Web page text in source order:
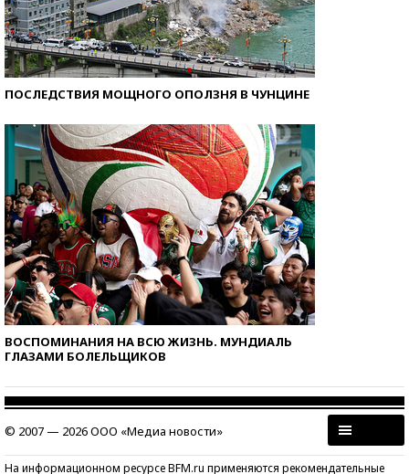
ПОСЛЕДСТВИЯ МОЩНОГО ОПОЛЗНЯ В ЧУНЦИНЕ
ВОСПОМИНАНИЯ НА ВСЮ ЖИЗНЬ. МУНДИАЛЬ
ГЛАЗАМИ БОЛЕЛЬЩИКОВ
© 2007 — 2026 ООО «Медиа новости»
На информационном ресурсе BFM.ru применяются рекомендательные